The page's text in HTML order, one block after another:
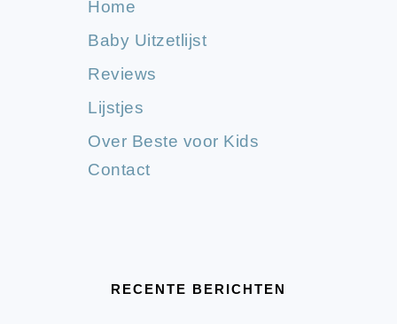
Home
Baby Uitzetlijst
Reviews
Lijstjes
Over Beste voor Kids
Contact
RECENTE BERICHTEN